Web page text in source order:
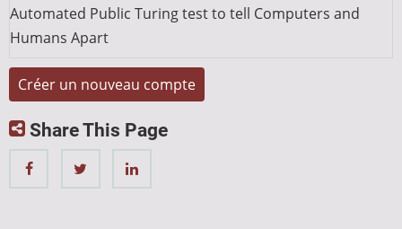
Automated Public Turing test to tell Computers and
Humans Apart
Share This Page